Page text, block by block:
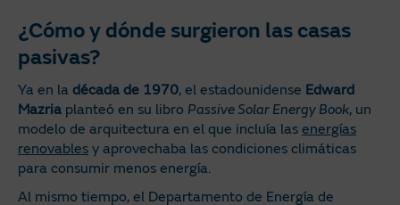
¿Cómo y dónde surgieron las casas
pasivas?
Ya en la década de 1970, el estadounidense Edward
Mazria planteó en su libro Passive Solar Energy Book, un
modelo de arquitectura en el que incluía las energías
renovables y aprovechaba las condiciones climáticas
para consumir menos energía.
Al mismo tiempo, el Departamento de Energía de